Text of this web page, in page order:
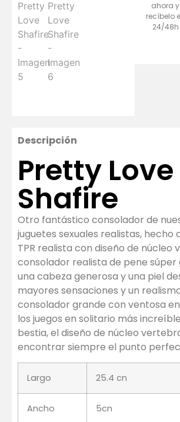
ahora y
recíbelo
24/48h
Descripción
Pretty Love
Shafire
Otro fantástico consolador de
juguetes sexuales realistas, hecho
TPR realista con diseño de núcleo
consolador realista de pene súper
una cabeza generosa y una piel
mayores sensaciones y un
consolador grande con ventosa
los juegos en solitario más
bestia, el diseño de núcleo
encontrar siempre el punto
Largo 25.4 cn
Ancho 5cn